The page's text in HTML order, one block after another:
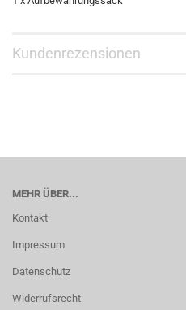
Kundenrezensionen
MEHR ÜBER...
Kontakt
Impressum
Datenschutz
Widerrufsrecht